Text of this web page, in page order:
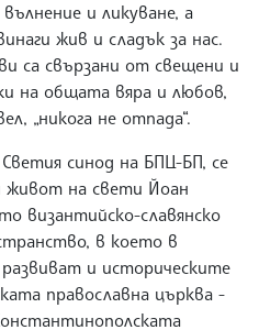
и ликуване, а
жив и сладък за нас.
са свързани от свещени и
на общата вяра и любов,
„никога не отпада“.
синод на БПЦ-БП, се
живот на свети Йоан
византийско-славянско
в което в
и историческите
православна църква -